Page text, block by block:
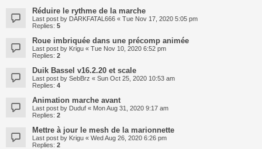
Réduire le rythme de la marche
Last post by DARKFATAL666 « Tue Nov 17, 2020 5:05 pm
Replies: 5
Roue imbriquée dans une précomp animée
Last post by Krigu « Tue Nov 10, 2020 6:52 pm
Replies: 2
Duik Bassel v16.2.20 et scale
Last post by SebBrz « Sun Oct 25, 2020 10:53 am
Replies: 4
Animation marche avant
Last post by Duduf « Mon Aug 31, 2020 9:17 am
Replies: 2
Mettre à jour le mesh de la marionnette
Last post by Krigu « Wed Aug 26, 2020 6:26 pm
Replies: 2